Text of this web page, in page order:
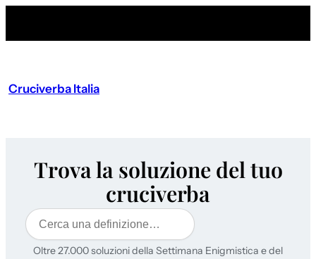
Cruciverba Italia
Trova la soluzione del tuo
cruciverba
Cerca
Oltre 27.000 soluzioni della Settimana Enigmistica e del